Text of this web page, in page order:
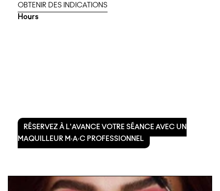
OBTENIR DES INDICATIONS
Hours
RÉSERVEZ À L'AVANCE VOTRE SÉANCE AVEC UN
MAQUILLEUR M·A·C PROFESSIONNEL